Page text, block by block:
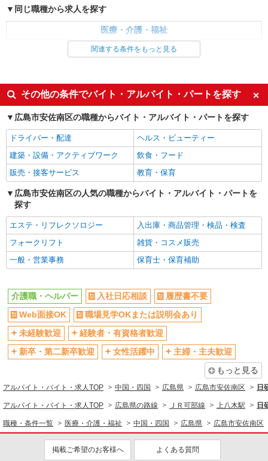
キープ
株式会社kotrio /●HR-H-2077509
上安*デイでの生活補助☆新たなスキルを身に
時給1350円〜1937円 ＜日払い有/週払い有/交
通費全支給(ガソリン代含む)＞
キープ 詳細を見る
派遣社員
株式会社kotrio /●HR-H-1855880
上安＊障がい者通所施設スタッフ大募集！無資
時給1450円〜1937円 ＜日払い有/週払い有/交
通費全支給(ガソリン代含む)＞
広島市安佐南区
キープ 詳細を見る
派遣社員
株式会社kotrio /●HR-H-2077476
向かう先は笑顔の待つ場所！デイサービスのサ
ポート＆送迎STAFF
時給1350円〜1937円 ＜日払い有/週払い有/交
通費全支給(ガソリン代含む)＞
キープ
派遣社員
株式会社kotrio /●HR-H-1953285
上安駅｜小さなグループホームで家事や生活の
同じ職種から求人を探す
医療・介護・福祉
未経験歓迎
ミドル（40代～）活躍中
週2～3日勤務OK
深夜
交通費支給
社会保険あり
関連する条件をもっと見る
その他の条件でバイト・アルバイト・パートを探す
広島市安佐南区の職種からバイト・アルバイト・パートを探す
ドライバー・配達
ヘルス・ビューティー
建築・設備・アクティブワーク
飲食・フード
販売・接客サービス
教育・保育
広島市安佐南区の人気の職種からバイト・アルバイト・パートを
探す
エステ・リフレクソロジー
入出庫・商品管理・検品・検査
フォークリフト
雑貨・コスメ販売
一般・営業事務
保育士・保育補助
介護職・ヘルパー 入社日応相談
履歴書不要
Web面接OK
職場見学OKまたは説明会あり
未経験歓迎
経験者・有資格者歓迎
新卒・第二新卒歓迎
女性活躍中
主婦・主夫歓迎
もっと見る
アルバイト・バイト・求人TOP 中国・四国 広島県 広島市安佐南区 日
アルバイト・バイト・求人TOP 広島県の路線 ＪＲ可部線 上八木駅 日
職種・条件一覧 医療・介護・福祉 中国・四国 広島県 広島市安佐南区
掲載ご希望のお客様へ よくある質問